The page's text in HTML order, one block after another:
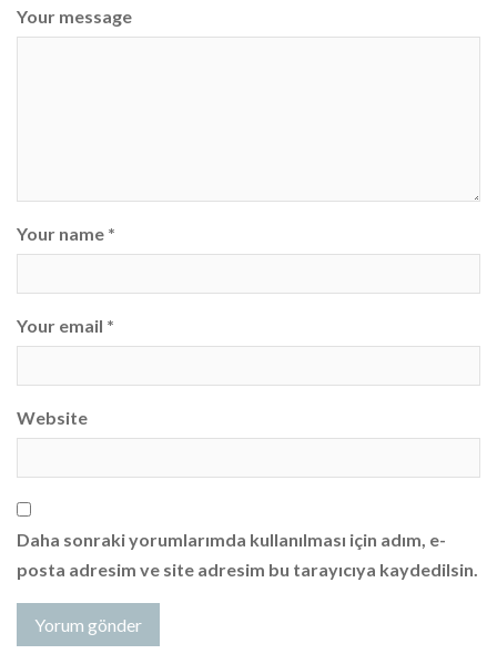
Your message
Your name *
Your email *
Website
Daha sonraki yorumlarımda kullanılması için adım, e-
posta adresim ve site adresim bu tarayıcıya kaydedilsin.